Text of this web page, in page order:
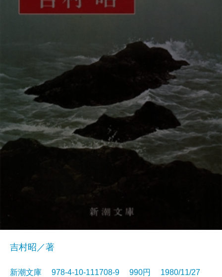
吉村昭／著
新潮文庫 978-4-10-111708-9 990円 1980/11/27